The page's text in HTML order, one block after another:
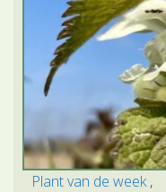
Plant van de week